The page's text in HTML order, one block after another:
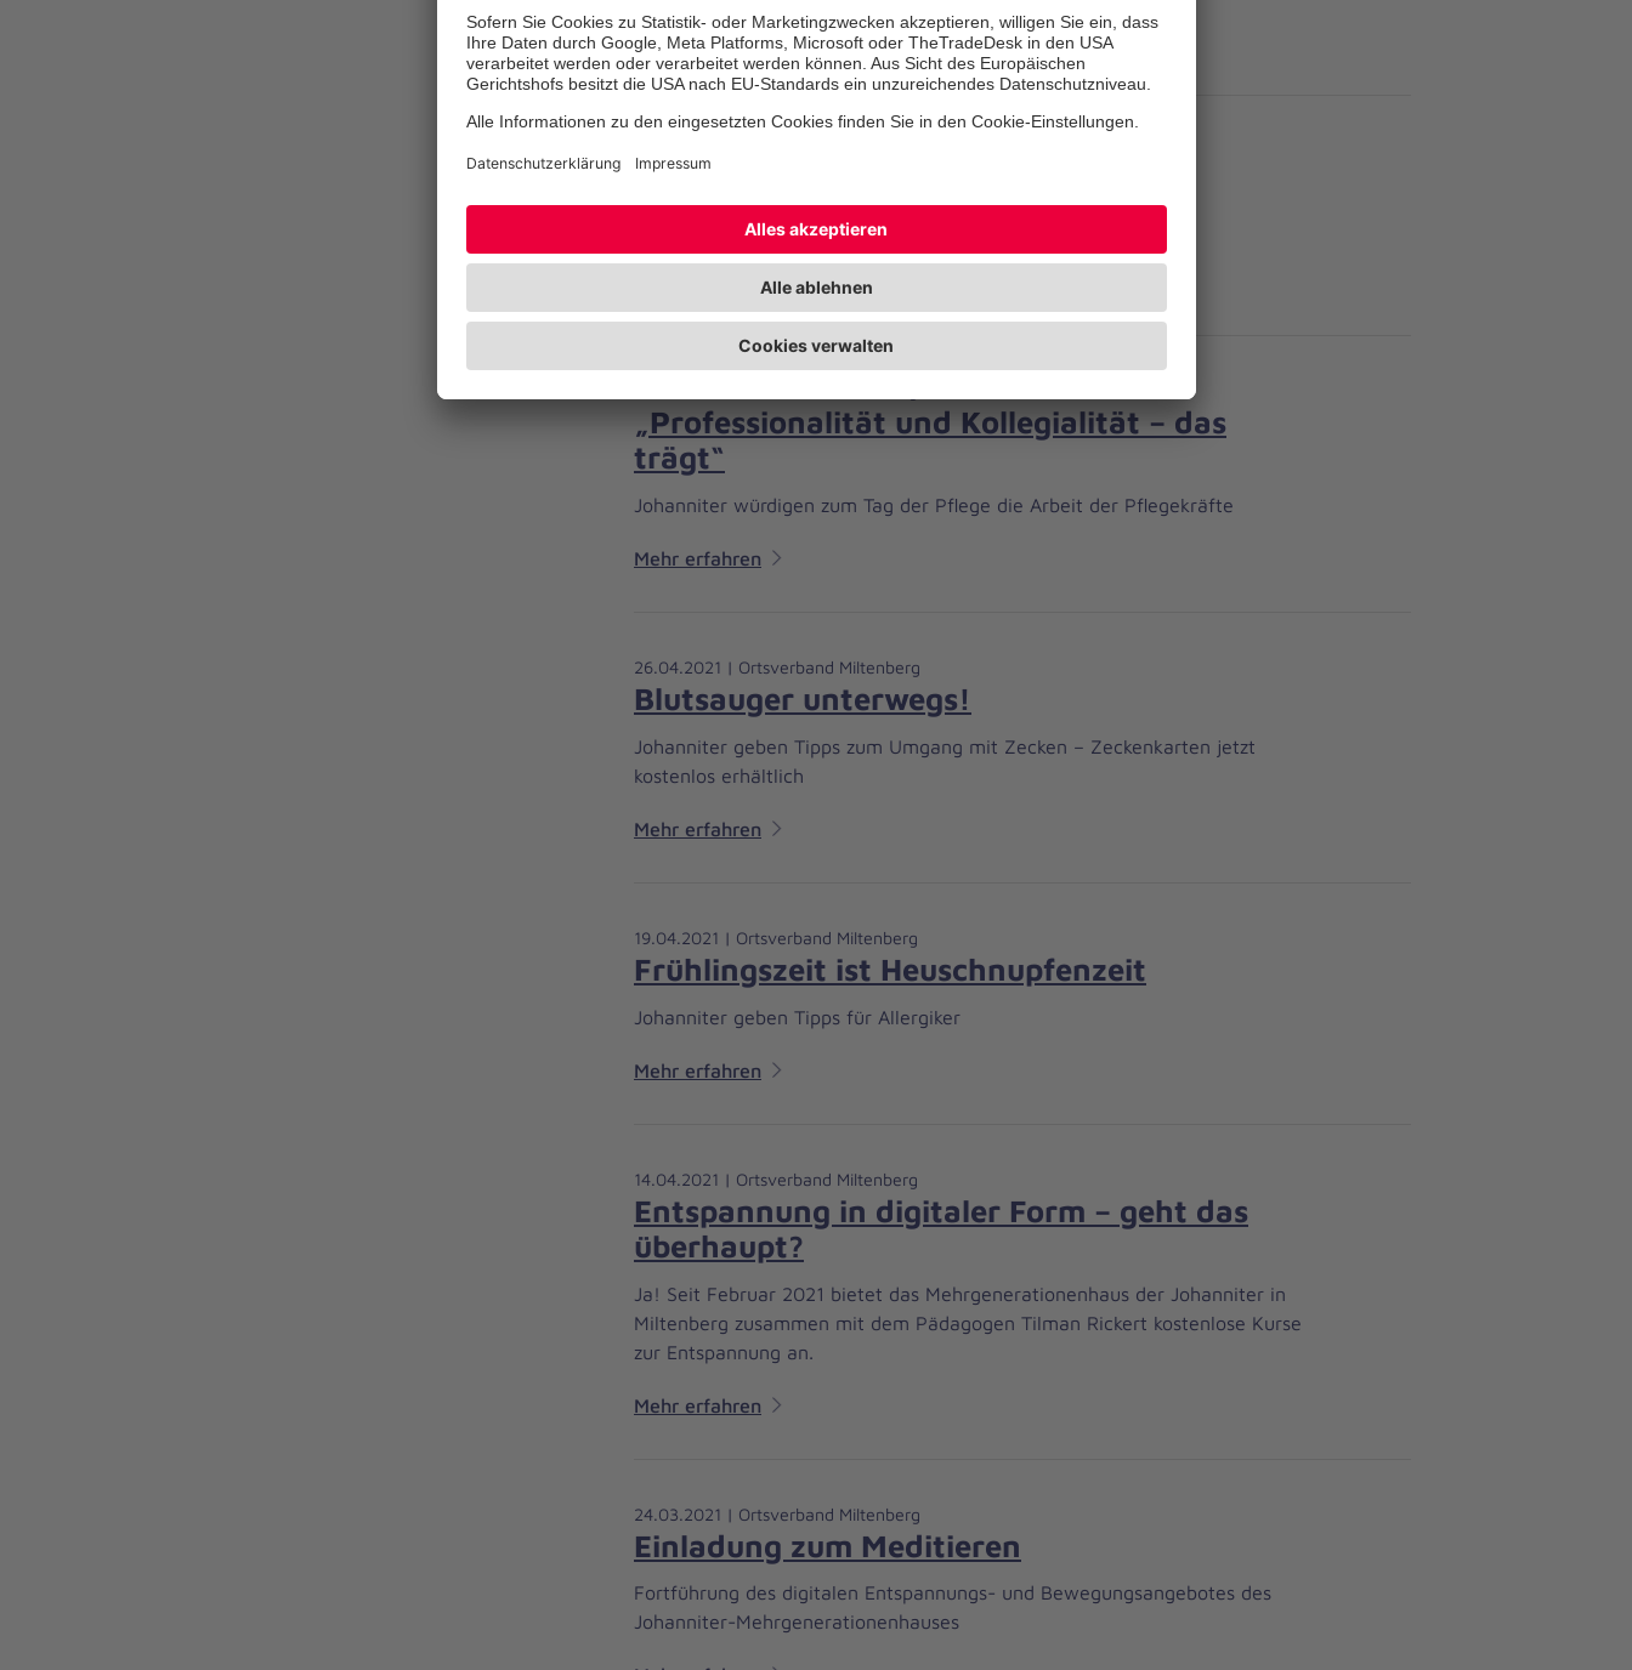
Mehr erfahren
Radfahren, aber richtig!
Johanniter geben Tipps für mehr Sicherheit beim Radfahren
„Professionalität und Kollegialität – das
trägt“
Johanniter würdigen zum Tag der Pflege die Arbeit der Pflegekräfte
Mehr erfahren
26.04.2021 | Ortsverband Miltenberg
Blutsauger unterwegs!
Johanniter geben Tipps zum Umgang mit Zecken – Zeckenkarten jetzt
kostenlos erhältlich
Mehr erfahren
19.04.2021 | Ortsverband Miltenberg
Frühlingszeit ist Heuschnupfenzeit
Johanniter geben Tipps für Allergiker
Mehr erfahren
14.04.2021 | Ortsverband Miltenberg
Entspannung in digitaler Form – geht das
überhaupt?
Ja! Seit Februar 2021 bietet das Mehrgenerationenhaus der Johanniter in
Miltenberg zusammen mit dem Pädagogen Tilman Rickert kostenlose Kurse
zur Entspannung an.
Mehr erfahren
24.03.2021 | Ortsverband Miltenberg
Einladung zum Meditieren
Fortführung des digitalen Entspannungs- und Bewegungsangebotes des
Johanniter-Mehrgenerationenhauses